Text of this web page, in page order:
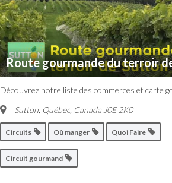
Route gourmande du terroir
Découvrez notre liste des commerces et carte
Sutton, Québec, Canada J0E 2K0
Circuits Où manger Quoi Faire
Circuit gourmand